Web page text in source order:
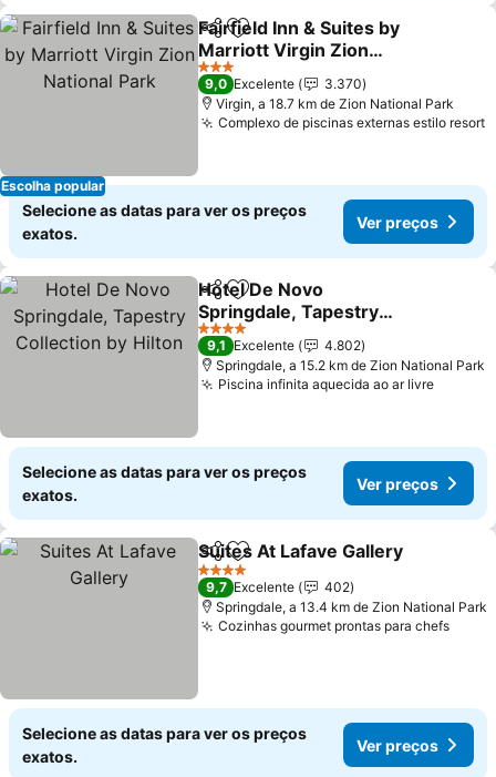
Escolha popular
PartilharAdicionar aos favoritos
Fairfield Inn & Suites by
Marriott Virgin Zion
National Park
Ver preços
3 Estrelas
9,0 Excelente
3.370
Virgin, a 18.7 km de Zion National Park
Complexo de piscinas externas estilo resort
Selecione as datas para ver os preços
exatos.
Ver preços
PartilharAdicionar aos favoritos
Hotel De Novo
Springdale, Tapestry
Collection by Hilton
Ver preços
4 Estrelas
9,1 Excelente
4.802
Springdale, a 15.2 km de Zion National Park
Piscina infinita aquecida ao ar livreVer
Selecione as datas para ver os preços
exatos.
Ver preços
PartilharAdicionar aos favoritos
Suites At Lafave Gallery
4 Estrelas
9,7 Excelente
402
Springdale, a 13.4 km de Zion National Park
Cozinhas gourmet prontas para chefsVer
Selecione as datas para ver os preços
exatos.
Ver preços